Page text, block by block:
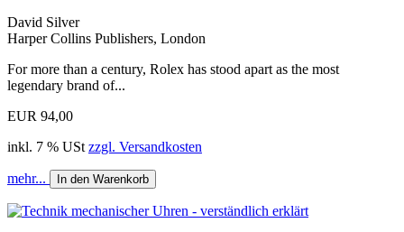
David Silver
Harper Collins Publishers, London
For more than a century, Rolex has stood apart as the most
legendary brand of...
EUR 94,00
inkl. 7 % USt zzgl. Versandkosten
mehr... In den Warenkorb